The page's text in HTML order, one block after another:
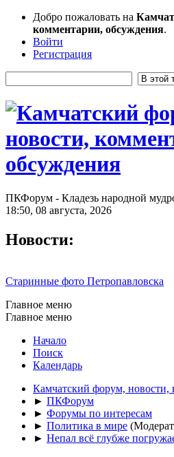
Добро пожаловать на
комментарии, обсуждения.
Войти
Регистрация
ПКФорум - Кладезь народной
18:50, 08 августа, 2026
Новости:
Старинные фото Петропавловска
Главное меню
Главное меню
Начало
Поиск
Календарь
Камчатский форум, новости,
► ПКФорум
► Форумы по интересам
► Политика в мире
► Непал всё глубже